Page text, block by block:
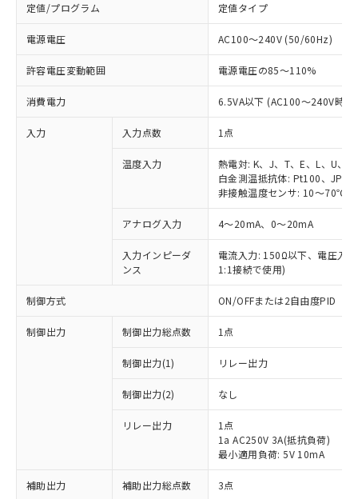
定値/プログラム 定値タイプ
電源電圧 AC100～240V (50/60Hz)
許容電圧変動範囲 電源電圧の85～110%
消費電力 6.5VA以下 (AC100～240V時)
入力 入力点数 1点
温度入力
熱電対: K、J、T、E、L、U、
白金測温抵抗体: Pt100、
非接触温度センサ: 10～70℃
アナログ入力 4～20mA、0～20mA
入力インピーダ
ンス
電流入力: 150Ω以下、電圧入
1:1接続で使用)
制御方式 ON/OFFまたは2自由度PID（
制御出力 制御出力総点数 1点
制御出力(1) リレー出力
制御出力(2) なし
リレー出力
1点
1a AC250V 3A(抵抗負荷)
最小適用負荷: 5V 10mA
補助出力 補助出力総点数 3点